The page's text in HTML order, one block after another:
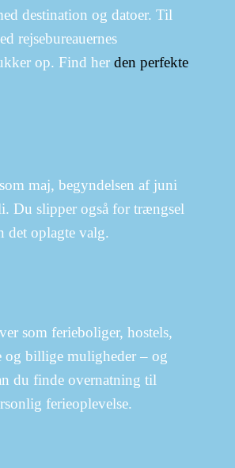
destination og datoer. Til
rejsebureauernes
op. Find her den perfekte
maj, begyndelsen af juni
Du slipper også for trængsel
det oplagte valg.
som ferieboliger, hostels,
og billige muligheder – og
du finde overnatning til
ferieoplevelse.